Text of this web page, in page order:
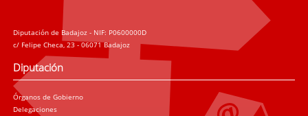
Diputación de Badajoz - NIF: P0600000D
c/ Felipe Checa, 23 - 06071 Badajoz
Diputación
Órganos de Gobierno
Delegaciones